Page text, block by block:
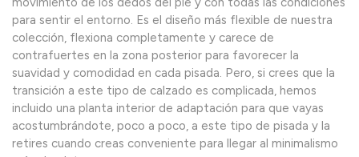
para sentir el entorno. Es el diseño más flexible de nuestra
colección, flexiona completamente y carece de
contrafuertes en la zona posterior para favorecer la
suavidad y comodidad en cada pisada. Pero, si crees que la
transición a este tipo de calzado es complicada, hemos
incluido una planta interior de adaptación para que vayas
acostumbrándote, poco a poco, a este tipo de pisada y la
retires cuando creas conveniente para llegar al minimalismo